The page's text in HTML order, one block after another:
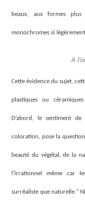
beaux, aux formes plus
monochromes si
A
Cette évidence du sujet,
plastiques ou
D’abord, le sentiment
coloration, pose la
beauté du végétal, de la
l’irrationnel même car
surréaliste que naturelle."